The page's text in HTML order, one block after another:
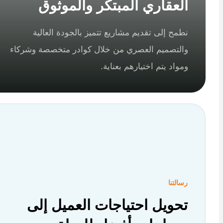
العقاري المبتكر والموثوق
نطمح إلى تقديم مشاريع تتميز بالجودة العالية
والتصميم العصري من خلال كوادر متخصصة وشركاء
ومواد يتم اختيارهم بعناية.
تحويل احتياجات العميل إلى